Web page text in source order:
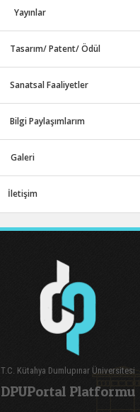
Yayınlar
Tasarım/ Patent/ Ödül
Sanatsal Faaliyetler
Bilgi Paylaşımlarım
Galeri
İletişim
T.C. Kütahya Dumlupınar Üniversitesi
DPUPortal Platformu